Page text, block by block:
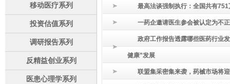
移动医疗系列
投资估值系列
调研报告系列
反精益创业系列
医患心理学系列
最高法谈强制执行：全国共有
一药企邀请医生参会被认定为不
政府工作报告透露哪些医药行业
健康”发展
联盟集采密集来袭，药械市场将